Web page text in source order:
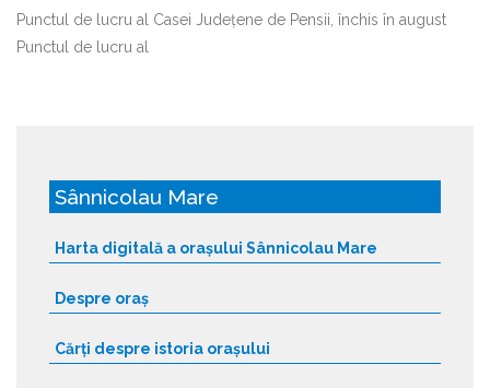
Punctul de lucru al Casei Județene de Pensii, închis în august
Punctul de lucru al
Sânnicolau Mare
Harta digitală a orașului Sânnicolau Mare
Despre oraș
Cărți despre istoria orașului